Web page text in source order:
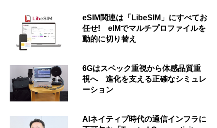
eSIM関連は「LibeSIM」にすべてお
任せ! eIMでマルチプロファイルを
動的に切り替え
6Gはスペック重視から体感品質重
視へ 進化を支える正確なシミュレ
ーション
AIネイティブ時代の通信インフラに